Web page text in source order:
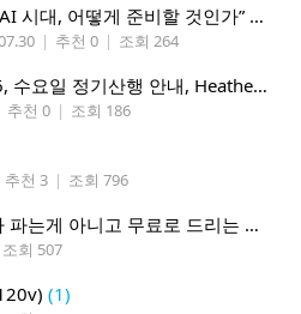
[2026 연세 글로벌 포럼] “AI 시대, 어떻게 준비할 것인가” 8월 7-10일 벨뷰 개최
| 추천 0 | 조회 264
*시애틀 산악회, 8/5/2026, 수요일 정기산행 안내, Heather Lake*
추천 0 | 조회 186
추천 3 | 조회 796
변합기 글 올린 사람입니다 파는게 아니고 무료로 드리는 겁니다 필요하신분 연락처 남겨주시면 됩니다
조회 507
(1)